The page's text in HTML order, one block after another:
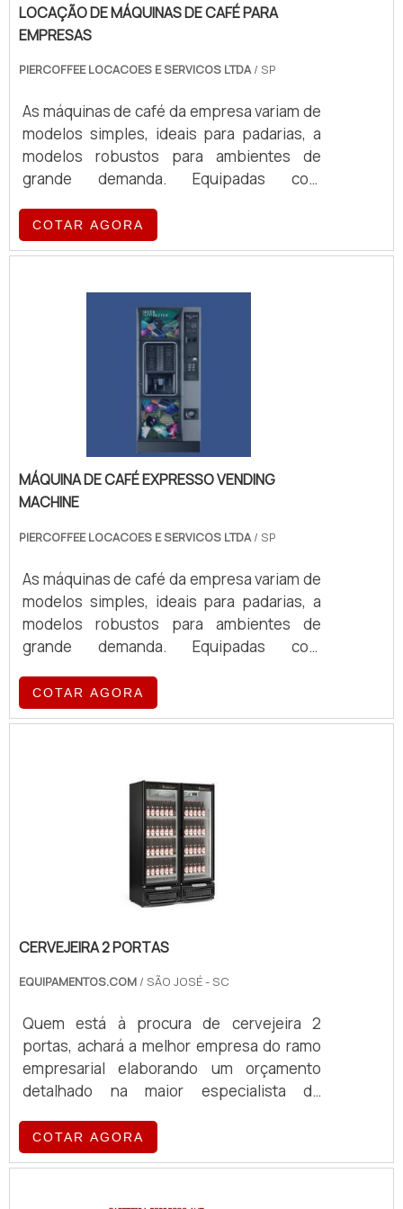
LOCAÇÃO DE MÁQUINAS DE CAFÉ PARA
EMPRESAS
PIERCOFFEE LOCACOES E SERVICOS LTDA/ SP
As máquinas de café da empresa variam de
modelos simples, ideais para padarias, a
modelos robustos para ambientes de
grande demanda. Equipadas com
oferecem eficiência e qualidade no
preparo de café, atendendo a diferentes
COTAR AGORA
MÁQUINA DE CAFÉ EXPRESSO VENDING
MACHINE
PIERCOFFEE LOCACOES E SERVICOS LTDA/ SP
As máquinas de café da empresa variam de
modelos simples, ideais para padarias, a
modelos robustos para ambientes de
grande demanda. Equipadas com
oferecem eficiência e qualidade no
preparo de café, atendendo a diferentes
COTAR AGORA
CERVEJEIRA 2 PORTAS
EQUIPAMENTOS.COM / SÃO JOSÉ - SC
Quem está à procura de cervejeira 2
portas, achará a melhor empresa do ramo
empresarial elaborando um orçamento
detalhado na maior especialista do
atuação. Quando o quesito é cervejeira 2
portas, na Equipamentos.com o cliente
suas vendas online, fatores que aliados ao
COTAR AGORA